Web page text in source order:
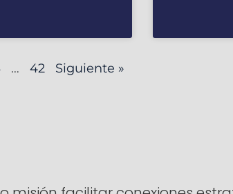
… 42 Siguiente »